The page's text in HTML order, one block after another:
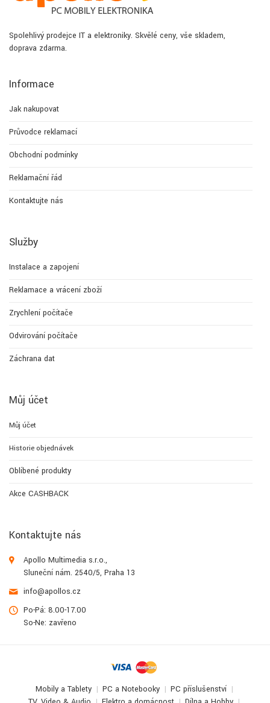
Spolehlivý prodejce IT a elektroniky. Skvělé ceny, vše skladem,
doprava zdarma.
Informace
Jak nakupovat
Průvodce reklamací
Obchodní podmínky
Reklamační řád
Kontaktujte nás
Služby
Instalace a zapojení
Reklamace a vrácení zboží
Zrychlení počítače
Odvirování počítače
Záchrana dat
Můj účet
Můj účet
Historie objednávek
Oblíbené produkty
Akce CASHBACK
Kontaktujte nás
Apollo Multimedia s.r.o.,
Sluneční nám. 2540/5, Praha 13
info@apollos.cz
Po-Pá: 8.00-17.00
So-Ne: zavřeno
Mobily a Tablety PC a Notebooky
PC příslušenství